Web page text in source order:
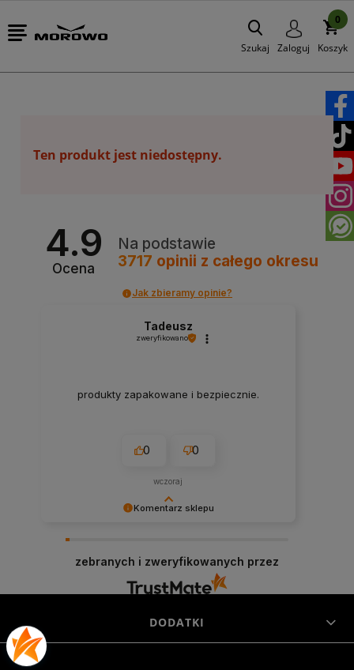
Szukaj Zaloguj Koszyk
0
Ten produkt jest niedostępny.
4.9
Ocena
Na podstawie
3717 opinii z całego okresu
Jak zbieramy opinie?
Komentarz sklepu
w naszym sklepie pozostaną z Tobą na dłużej. Z
serdecznymi pozdrowieniami, zespół Morowo
Tadeusz
zweryfikowano
produkty zapakowane i bezpiecznie.
0 0
wczoraj
zebranych i zweryfikowanych przez
DODATKI